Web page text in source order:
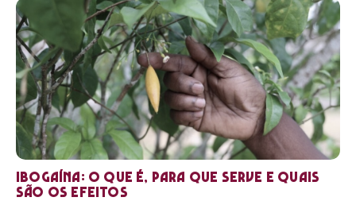
Ibogaína: o que é, para que serve e quais
são os efeitos